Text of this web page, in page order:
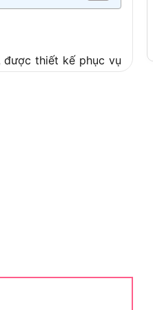
được thiết kế phục vụ
công suất thấp và
1700W, áp suất tối
xe hoặc kho nhỏ,